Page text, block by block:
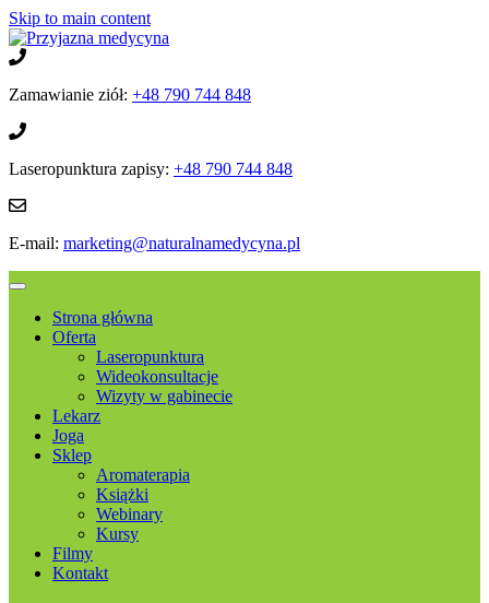
Skip to main content
Zamawianie ziół: +48 790 744 848
Laseropunktura zapisy: +48 790 744 848
E-mail: marketing@naturalnamedycyna.pl
Strona główna
Oferta
Laseropunktura
Wideokonsultacje
Wizyty w gabinecie
Lekarz
Joga
Sklep
Aromaterapia
Książki
Webinary
Kursy
Filmy
Kontakt